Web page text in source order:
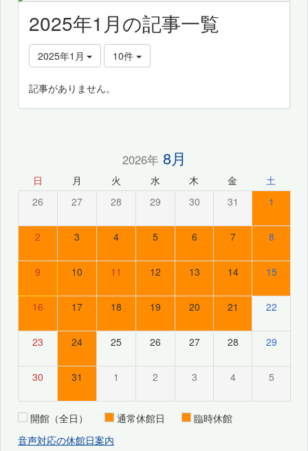
2025年1月の記事一覧
2025年1月 10件
記事がありません。
2026年8月
日 月 火 水 木 金 土
26 27 28 29 30 31 1
2 3 4 5 6 7 8
9 10 11 12 13 14 15
16 17 18 19 20 21 22
23 24 25 26 27 28 29
30 31 1 2 3 4 5
開館（全日） 通常休館日
臨時休館
音声対応の休館日案内